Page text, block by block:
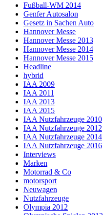
Fußball-WM 2014
Genfer Autosalon
Gesetz in Sachen Auto
Hannover Messe
Hannover Messe 2013
Hannover Messe 2014
Hannover Messe 2015
Headline
hybrid
IAA 2009
IAA 2011
IAA 2013
IAA 2015
IAA Nutzfahrzeuge 2010
IAA Nutzfahrzeuge 2012
IAA Nutzfahrzeuge 2014
IAA Nutzfahrzeuge 2016
Interviews
Marken
Motorrad & Co
motorsport
Neuwagen
Nutzfahrzeuge
Olympia 2012